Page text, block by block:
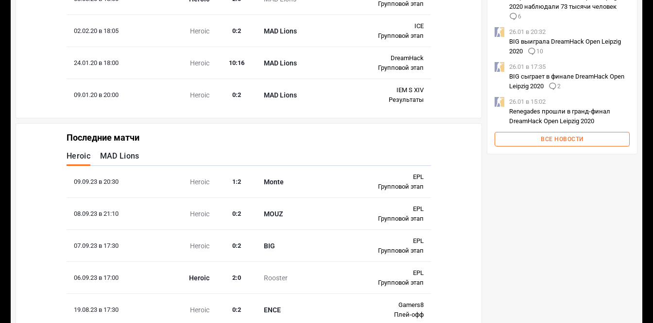
Групповой этап
02.02.20 в 18:05 Heroic MAD Lions
0:2
ICE
Групповой этап
24.01.20 в 18:00 Heroic MAD Lions
10:16
DreamHack
Групповой этап
09.01.20 в 20:00 Heroic MAD Lions
0:2
IEM S XIV
Результаты
Последние матчи
Heroic MAD Lions
09.09.23 в 20:30 Heroic Monte
1 :2
EPL
Групповой этап
08.09.23 в 21:10 Heroic MOUZ
0:2
EPL
Групповой этап
07.09.23 в 17:30 Heroic BIG
0:2
EPL
Групповой этап
06.09.23 в 17:00 Heroic Rooster
2:0
EPL
Групповой этап
19.08.23 в 17:30 Heroic ENCE
0:2
Gamers8
Плей-офф
2020 наблюдали 73 тысячи человек
6
26.01 в 20:32
BIG выиграла DreamHack Open Leipzig
2020
10
26.01 в 17:35
BIG сыграет в финале DreamHack Open
Leipzig 2020
2
26.01 в 15:02
Renegades прошли в гранд-финал
DreamHack Open Leipzig 2020
ВСЕ НОВОСТИ